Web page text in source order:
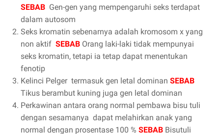
SEBAB Gen-gen yang mempengaruhi seks terdapat
dalam autosom
Seks kromatin sebenarnya adalah kromosom x yang
non aktif SEBAB Orang laki-laki tidak mempunyai
seks kromatin, tetapi ia tetap dapat menentukan
fenotip
Kelinci Pelger termasuk gen letal dominan SEBAB
Tikus berambut kuning juga gen letal dominan
Perkawinan antara orang normal pembawa bisu tuli
dengan sesamanya dapat melahirkan anak yang
normal dengan prosentase 100 % SEBAB Bisutuli